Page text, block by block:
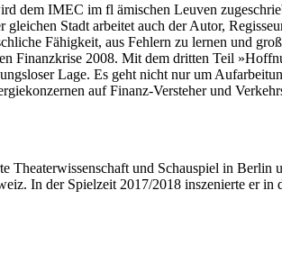
dem IMEC im fl ämischen Leuven
Stadt arbeitet auch der Autor,
Fähigkeit, aus Fehlern zu lernen und
Finanzkrise 2008. Mit dem dritten Teil
Lage. Es geht nicht nur um
auf Finanz-Versteher und
und Schauspiel in
In der Spielzeit 2017/2018 inszenierte er